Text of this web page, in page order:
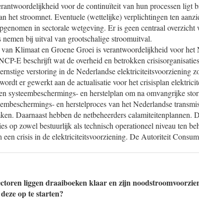
voor de continuïteit van hun processen ligt
het stroomnet. Eventuele (wettelijke) verplichtingen ten
in sectorale wetgeving. Er is geen centraal overzicht
nemen bij uitval van grootschalige stroomuitval.
Klimaat en Groene Groei is verantwoordelijkheid voor
E beschrijft wat de overheid en betrokken
verstoring in de Nederlandse elektriciteitsvoorziening
er gewerkt aan de actualisatie voor het crisisplan
systeembeschermings- en herstelplan om na omvangrijke
en herstelproces van het Nederlandse
Daarnaast hebben de netbeheerders calamiteitenplannen.
op zowel bestuurlijk als technisch operationeel niveau ten
een crisis in de elektriciteitsvoorziening. De Autoriteit
liggen draaiboeken klaar en zijn
op te starten?